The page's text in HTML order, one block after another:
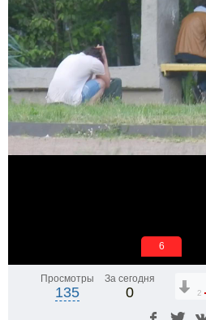
6
Просмотры
135
За сегодня
0 2